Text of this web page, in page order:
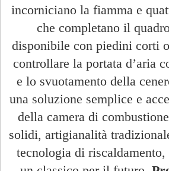
incorniciano la fiamma e
che completano il
disponibile con piedini corti
controllare la portata d’aria
e lo svuotamento della
una soluzione semplice e
della camera di
solidi, artigianalità
tecnologia di riscaldamento,